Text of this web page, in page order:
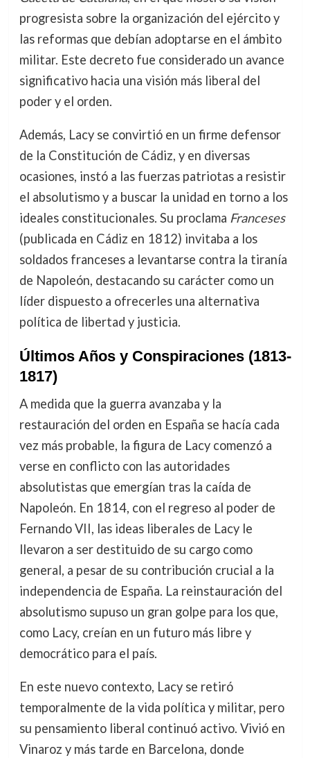
progresista sobre la organización del ejército y
las reformas que debían adoptarse en el ámbito
militar. Este decreto fue considerado un avance
significativo hacia una visión más liberal del
poder y el orden.
Además, Lacy se convirtió en un firme defensor
de la Constitución de Cádiz, y en diversas
ocasiones, instó a las fuerzas patriotas a resistir
el absolutismo y a buscar la unidad en torno a los
ideales constitucionales. Su proclama Franceses
(publicada en Cádiz en 1812) invitaba a los
soldados franceses a levantarse contra la tiranía
de Napoleón, destacando su carácter como un
líder dispuesto a ofrecerles una alternativa
política de libertad y justicia.
Últimos Años y Conspiraciones (1813-
1817)
A medida que la guerra avanzaba y la
restauración del orden en España se hacía cada
vez más probable, la figura de Lacy comenzó a
verse en conflicto con las autoridades
absolutistas que emergían tras la caída de
Napoleón. En 1814, con el regreso al poder de
Fernando VII, las ideas liberales de Lacy le
llevaron a ser destituido de su cargo como
general, a pesar de su contribución crucial a la
independencia de España. La reinstauración del
absolutismo supuso un gran golpe para los que,
como Lacy, creían en un futuro más libre y
democrático para el país.
En este nuevo contexto, Lacy se retiró
temporalmente de la vida política y militar, pero
su pensamiento liberal continuó activo. Vivió en
Vinaroz y más tarde en Barcelona, donde